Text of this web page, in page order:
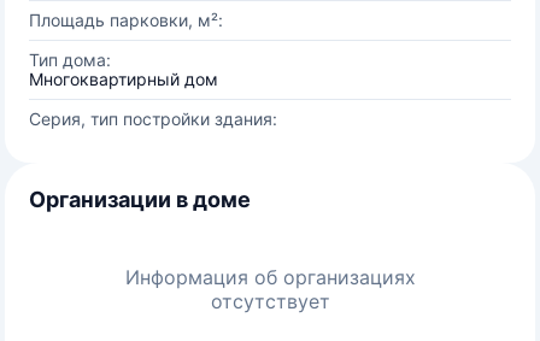
Площадь парковки, м²:
Тип дома:
Многоквартирный дом
Серия, тип постройки здания:
Организации в доме
Информация об организациях
отсутствует